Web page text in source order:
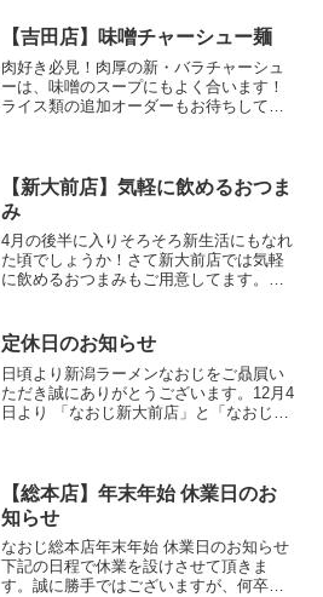
【吉田店】味噌チャーシュー麺
肉好き必見！肉厚の新・バラチャーシュ
ーは、味噌のスープにもよく合います！
ライス類の追加オーダーもお待ちしてお
【新大前店】気軽に飲めるおつま
み
4月の後半に入りそろそろ新生活にもなれ
た頃でしょうか！さて新大前店では気軽
に飲めるおつまみもご用意してます。写
定休日のお知らせ
日頃より新潟ラーメンなおじをご贔屓い
ただき誠にありがとうございます。12月4
日より 「なおじ新大前店」と「なおじ吉
じ 吉田店 店...
【総本店】年末年始 休業日のお
知らせ
なおじ総本店年末年始 休業日のお知らせ
下記の日程で休業を設けさせて頂きま
す。誠に勝手ではございますが、何卒宜